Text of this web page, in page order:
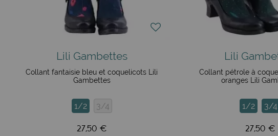
côté, un colibri jaune de l'autre, ou encore une balancelle avec deux
Découvrez Lili Gambettes et soyez belle en collants, qu'il s'agisse de
originaux. Le choix est vaste. Ici, pas de collants sexy ou de bas
même dans des collants grande taille (jusqu'au 46). Votre petite robe
colorées.
Solidité et confort sont au rendez-vous ! Nos clientes en boutique en
jetables ! Les motifs sont apposés par sublimation sur la totalité du
Lili Gambettes
Collant fantaisie bleu et coquelicots Lili
Gambettes
1/2 3/4
27,50 €
Lili
Collant pétrole à
oranges Lili
1/2 3/4
27,50 €